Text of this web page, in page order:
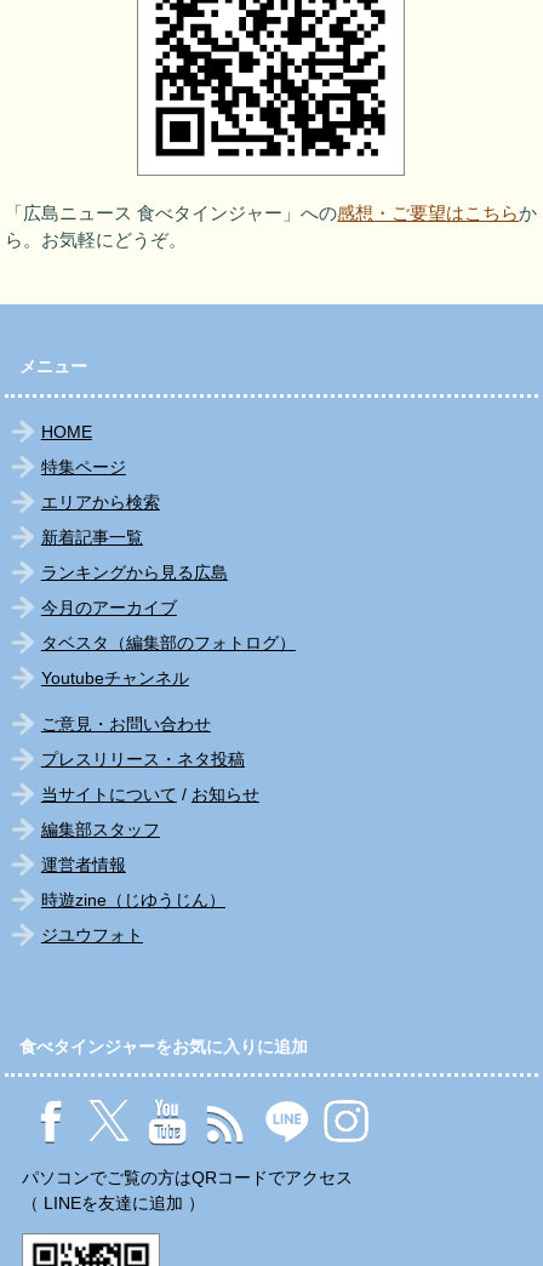
「広島ニュース 食べタインジャー」への感想・ご要望はこちらか
ら。お気軽にどうぞ。
メニュー
HOME
特集ページ
エリアから検索
新着記事一覧
ランキングから見る広島
今月のアーカイブ
タベスタ（編集部のフォトログ）
Youtubeチャンネル
ご意見・お問い合わせ
プレスリリース・ネタ投稿
当サイトについて / お知らせ
編集部スタッフ
運営者情報
時遊zine（じゆうじん）
ジユウフォト
食べタインジャーをお気に入りに追加
パソコンでご覧の方はQRコードでアクセス
（ LINEを友達に追加 ）